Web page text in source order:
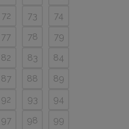
72 73
74
77 78
79
82 83
84
87 88
89
92 93
94
97 98
99